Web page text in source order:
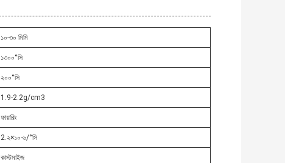
১০-৩০ মিমি
১৩০০°সি
২০০°সি
1.9-2.2g/cm3
ফায়ারিং
2.২×১০-৬/°সি
কাস্টমাইজ